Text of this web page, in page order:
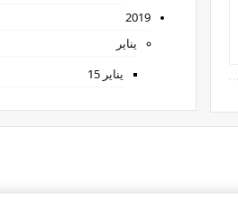
2019
يناير
يناير 15